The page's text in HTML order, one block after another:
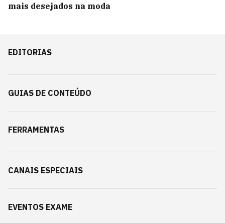
mais desejados na moda
EDITORIAS
GUIAS DE CONTEÚDO
FERRAMENTAS
CANAIS ESPECIAIS
EVENTOS EXAME